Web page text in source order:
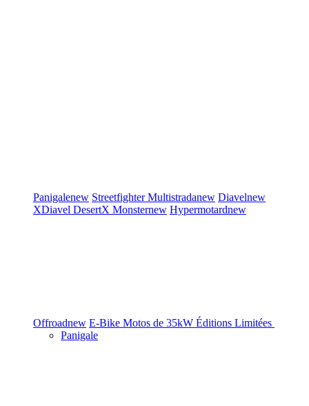
Panigalenew StreetfighterMultistradanew Diavelnew
XDiavel DesertX Monsternew Hypermotardnew
Offroadnew E-Bike Motos de 35kW Éditions Limitées
Panigale